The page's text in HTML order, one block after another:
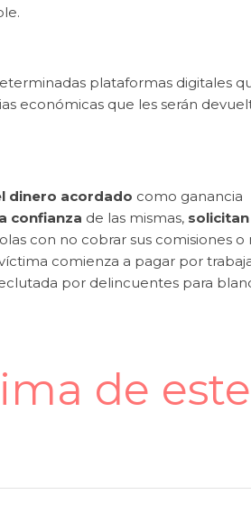
plataformas digitales
económicas que les serán
dinero acordado como ganancia
confianza de las mismas, solicitan
con no cobrar sus comisiones
comienza a pagar por
por delincuentes para
de este